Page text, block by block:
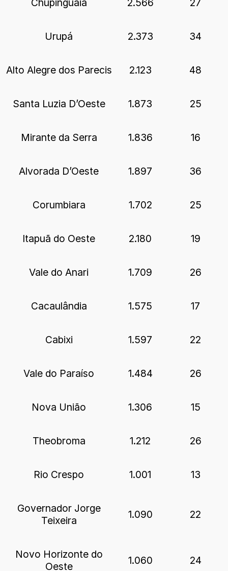
Urupá 2.373 34
Alto Alegre dos Parecis 2.123 48
Santa Luzia D’Oeste 1.873 25
Mirante da Serra 1.836 16
Alvorada D’Oeste 1.897 36
Corumbiara 1.702 25
Itapuã do Oeste 2.180 19
Vale do Anari 1.709 26
Cacaulândia 1.575 17
Cabixi 1.597 22
Vale do Paraíso 1.484 26
Nova União 1.306 15
Theobroma 1.212 26
Rio Crespo 1.001 13
Governador Jorge
Teixeira
1.090 22
Novo Horizonte do
Oeste
1.060 24